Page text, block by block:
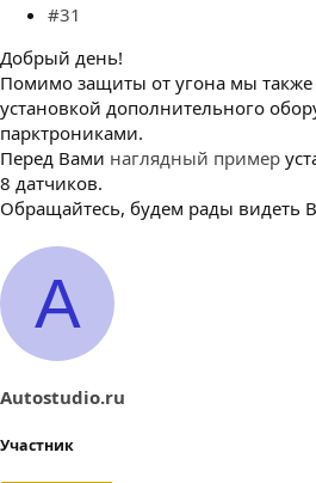
#31
Добрый день!
Помимо защиты от угона мы также
установкой дополнительного
парктрониками.
Перед Вами наглядный пример
8 датчиков.
Обращайтесь, будем рады видеть
A
Autostudio.ru
Участник